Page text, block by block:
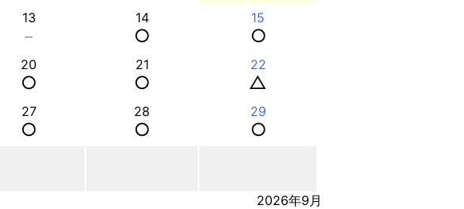
13
－
14
○
15
○
20
○
21
○
22
△
27
○
28
○
29
○
2026年9月